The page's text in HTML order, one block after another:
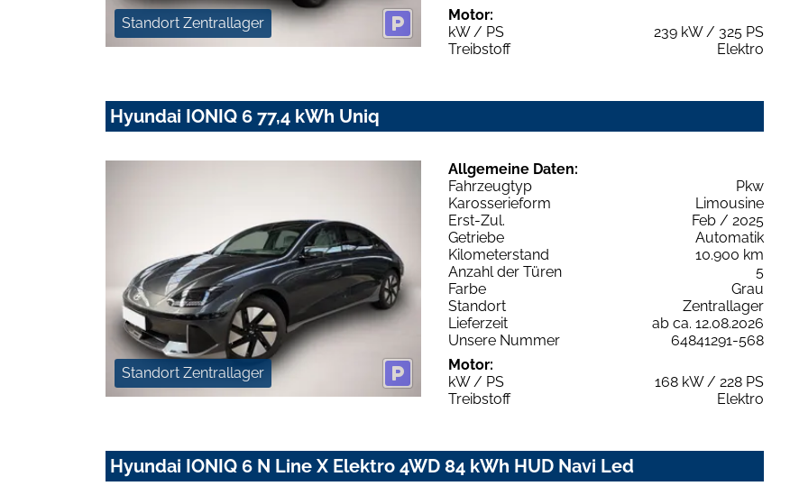
Standort Zentrallager
Motor:
kW / PS
239 kW / 325 PS
Treibstoff
Elektro
Hyundai IONIQ 6 77,4 kWh Uniq
Standort Zentrallager
Allgemeine Daten:
Fahrzeugtyp
Pkw
Karosserieform
Limousine
Erst-Zul.
Feb / 2025
Getriebe
Automatik
Kilometerstand
10.900 km
Anzahl der Türen
5
Farbe
Grau
Standort
Zentrallager
Lieferzeit
ab ca. 12.08.2026
Unsere Nummer
64841291-568
Motor:
kW / PS
168 kW / 228 PS
Treibstoff
Elektro
Hyundai IONIQ 6 N Line X Elektro 4WD 84 kWh HUD Navi Led